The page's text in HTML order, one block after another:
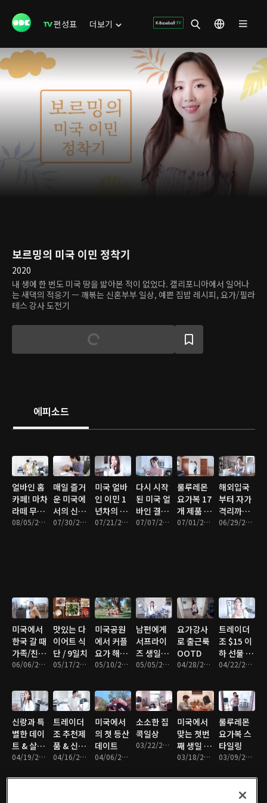
편성표 더보기
보르밍의 미국 이민 정착기
2020
내 생에 한 번도 미국 땅을 밟아본 적이 없었다. 캘리포니아에서 일어나
는 새댁의 적응기 ㅡ 깨볶는 신혼부부 일상, 예쁜 집밥 레시피, 요가/필라
테스 강사 도전기
에피소드
얼바인 홈
카페! 마차
라떼 무료
나눔 해보
08/05/2021 • 16분
매일 즐거
운 미국에
서의 신혼
일기
07/30/2021 • 12분
미국 얼바
인 이민 1
년차의 소
소한 하루
07/21/2021 • 11분
다시 시작
된 미국 얼
바인 결혼
생활
07/07/2021 • 23분
룰루레몬
요가복 17
개 제품 상
세리뷰 07/01/2021 • 15분
해외입국
부터 자가
격리까지
모든 기록
06/29/2021 • 27분
미국에서
한국 갈 때
가족/친구
선물
06/06/2021 • 11분
맛있는 다
이어트 식
단 / 9일치
05/17/2021 • 11분
미국공원
에서 커플
요가 해보
기
05/10/2021 • 11분
남편에게
서프라이
즈 생일파
티 해주기
05/05/2021 • 21분
요가강사
로 출근룩
OOTD
04/28/2021 • 13분
트레이더
조 $15 이
하 선물 추
천
04/22/2021 • 15분
신랑과 특
별한 데이
트 & 살림
언박싱 04/19/2021 • 13분
트레이더
조 추천제
품 & 신혼
부부일상04/16/2021 • 19분
미국에서
의 첫 등산
데이트
04/06/2021 • 19분
소소한 집
콕일상
03/22/2021 • 6분
미국에서
맞는 첫번
째 생일 파
티
03/18/2021 • 18분
룰루레몬
요가복 스
타일링
03/09/2021 • 6분